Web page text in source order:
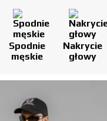
Spodnie
męskie
Nakrycie
głowy